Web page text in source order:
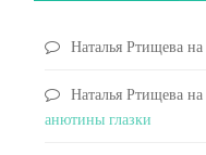
Наталья Ртищева на
Наталья Ртищева на
анютины глазки